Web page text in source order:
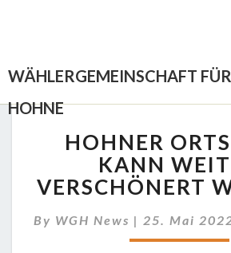
WÄHLERGEMEINSCHAFT
HOHNE
KANN
HOHNER
KANN
VERSCHÖNERT
By WGH News | 25. Mai